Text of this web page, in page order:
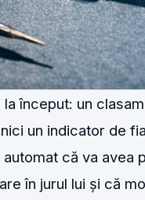
început: un
un indicator de
că va avea
în jurul lui și că